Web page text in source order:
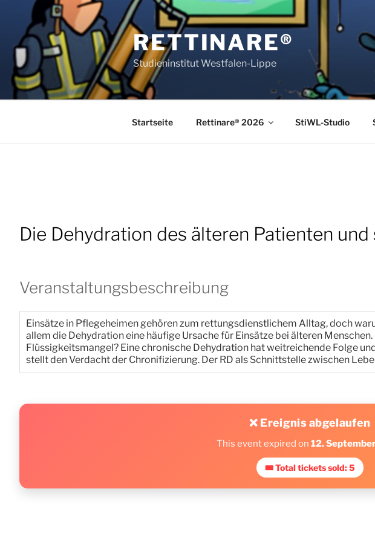
springen
RETTINARE®
Studieninstitut Westfalen-Lippe
Startseite Rettinare® 2026 StiWL-Studio
Die Dehydration des älteren Patienten
Veranstaltungsbeschreibung
Einsätze in Pflegeheimen gehören zum rettungsdienstlichem Alltag, doch
allem die Dehydration eine häufige Ursache für Einsätze bei älteren
Flüssigkeitsmangel? Eine chronische Dehydration hat weitreichende Folge
stellt den Verdacht der Chronifizierung. Der RD als Schnittstelle zwischen
❌ Ereignis abgelaufen
This event expired on 12.
🎟 Total tickets sold: 5